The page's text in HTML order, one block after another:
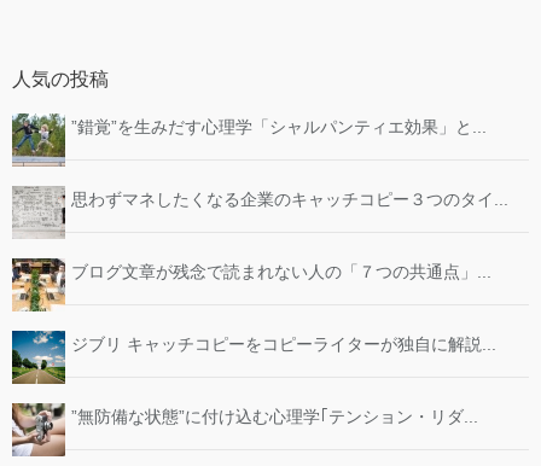
人気の投稿
”錯覚”を生みだす心理学「シャルパンティエ効果」と...
思わずマネしたくなる企業のキャッチコピー３つのタイ...
ブログ文章が残念で読まれない人の「７つの共通点」...
ジブリ キャッチコピーをコピーライターが独自に解説...
”無防備な状態”に付け込む心理学｢テンション・リダ...